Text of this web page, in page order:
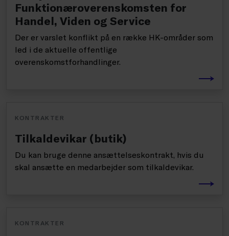
Funktionæroverenskomsten for
Handel, Viden og Service
Der er varslet konflikt på en række HK-områder som
led i de aktuelle offentlige
overenskomstforhandlinger.
KONTRAKTER
Tilkaldevikar (butik)
Du kan bruge denne ansættelseskontrakt, hvis du
skal ansætte en medarbejder som tilkaldevikar.
KONTRAKTER